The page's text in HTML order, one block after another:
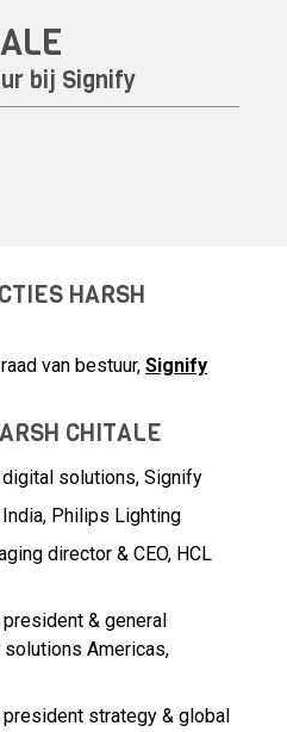
bij Signify
HARSH
van bestuur, Signify
CHITALE
solutions, Signify
Philips Lighting
director & CEO, HCL
& general
Americas,
strategy & global